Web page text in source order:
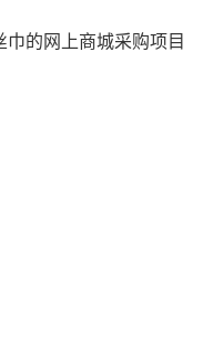
的网上商城采购项目